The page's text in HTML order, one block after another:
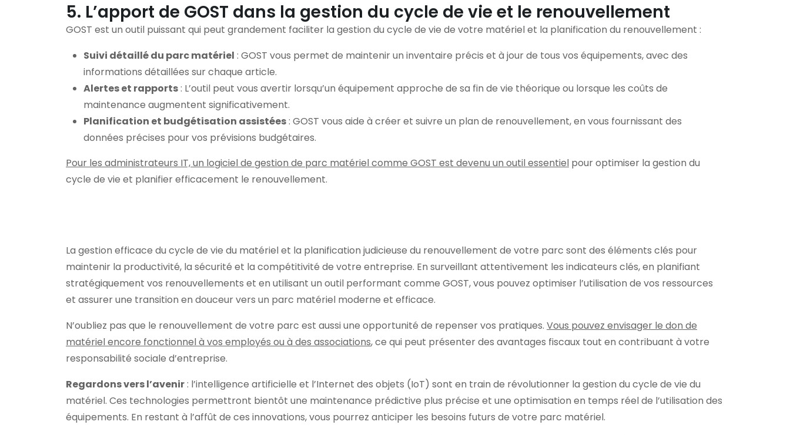
5. L’apport de GOST dans la gestion du cycle de vie et le renouvellement
GOST est un outil puissant qui peut grandement faciliter la gestion du cycle de vie de votre matériel et la planification du renouvellement :
Suivi détaillé du parc matériel : GOST vous permet de maintenir un inventaire précis et à jour de tous vos équipements, avec des
informations détaillées sur chaque article.
Alertes et rapports: L’outil peut vous avertir lorsqu’un équipement approche de sa fin de vie théorique ou lorsque les coûts de
maintenance augmentent significativement.
Planification et budgétisation assistées: GOST vous aide à créer et suivre un plan de renouvellement, en vous fournissant des
données précises pour vos prévisions budgétaires.
Pour les administrateurs IT, un logiciel de gestion de parc matériel comme GOST est devenu un outil essentiel pour optimiser la gestion du
cycle de vie et planifier efficacement le renouvellement.
La gestion efficace du cycle de vie du matériel et la planification judicieuse du renouvellement de votre parc sont des éléments clés pour
maintenir la productivité, la sécurité et la compétitivité de votre entreprise. En surveillant attentivement les indicateurs clés, en planifiant
stratégiquement vos renouvellements et en utilisant un outil performant comme GOST, vous pouvez optimiser l’utilisation de vos ressources
et assurer une transition en douceur vers un parc matériel moderne et efficace.
N’oubliez pas que le renouvellement de votre parc est aussi une opportunité de repenser vos pratiques. Vous pouvez envisager le don de
matériel encore fonctionnel à vos employés ou à des associations, ce qui peut présenter des avantages fiscaux tout en contribuant à votre
responsabilité sociale d’entreprise.
Regardons vers l’avenir: l’intelligence artificielle et l’Internet des objets (IoT) sont en train de révolutionner la gestion du cycle de vie du
matériel. Ces technologies permettront bientôt une maintenance prédictive plus précise et une optimisation en temps réel de l’utilisation des
équipements. En restant à l’affût de ces innovations, vous pourrez anticiper les besoins futurs de votre parc matériel.